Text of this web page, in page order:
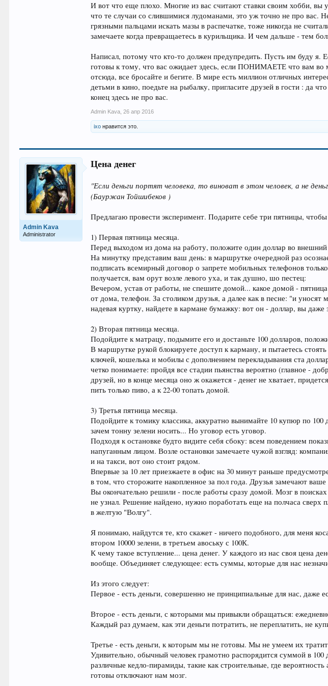
И вот что еще плохо. Многие из вас считают ставки своим хобби, вы
что те случаи со слившимися лудоманами, это уж точно не про вас.
грязными пальцами искать мазы в распечатке, тоже никогда не
замечаете когда превращаетесь в курильщика. И чем дальше - тем
Написал, потому что кто-то должен предупредить. Пусть им буду я.
готовы к тому, что вас ожидает здесь, если ПОНИМАЕТЕ что вам во
отсюда, все бросайте и бегите. В мире есть миллион отличных
детьми в кино, поедьте на рыбалку, пригласите друзей в гости : да
конец здесь не про вас.
Admin Kava 26 апр 2016
ixo нравится это.
Admin Kava
Administrator
Цена денег
"Если деньги портят человека, то виноват в этом человек, а не
(Бауржан Тойшибеков )
Предлагаю провести эксперимент. Подарите себе три пятницы,
1) Первая пятница месяца.
Перед выходом из дома на работу, положите один доллар во
На минутку представим ваш день: в маршрутке очередной раз
подписать всемирный договор о запрете мобильных телефонов
получается, вам орут возле левого уха, и так душно, шо пестец:
Вечером, устав от работы, не спешите домой... какое домой -
от дома, телефон. За столиком друзья, а далее как в песне: "и
надевая куртку, найдете в кармане бумажку: вот он - доллар, вы
2) Вторая пятница месяца.
Подойдите к матрацу, подымите его и достаньте 100 долларов,
В маршрутке рукой блокируете доступ к карману, и пытаетесь
ключей, кошелька и мобилы с дополнением перекладывания ста
четко понимаете: пройдя все стадии пьянства вероятно (главное -
друзей, но в конце месяца оно ж окажется - денег не хватает,
пить только пиво, а к 22-00 топать домой.
3) Третья пятница месяца.
Подойдите к томику классика, аккуратно вынимайте 10 купюр по
зачем тонну зелени носить... Но уговор есть уговор.
Подходя к остановке будто видите себя сбоку: всем поведением
напуганным лицом. Возле остановки замечаете чужой взгляд:
и на такси, вот оно стоит рядом.
Впервые за 10 лет приезжаете в офис на 30 минут раньше
в том, что сторожите накопленное за пол года. Друзья замечают
Вы окончательно решили - после работы сразу домой. Мозг в
не узнал. Решение найдено, нужно поработать еще на полчаса сверх
в желтую "Волгу".
Я понимаю, найдутся те, кто скажет - ничего подобного, для меня
втором 10000 зелени, в третьем авоську с 100К.
К чему такое вступление... цена денег. У каждого из нас своя цена
вообще. Объединяет следующее: есть суммы, которые для нас
Из этого следует:
Первое - есть деньги, совершенно не принципиальные для нас, даже
Второе - есть деньги, с которыми мы привыкли обращаться:
Каждый раз думаем, как эти деньги потратить, не переплатить, не
Третье - есть деньги, к которым мы не готовы. Мы не умеем их
Удивительно, обычный человек грамотно распорядится суммой в
различные кедло-пирамиды, такие как строительные, где
готовы отключают нам мозг.